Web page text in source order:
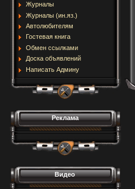
Журналы
Журналы (ин.яз.)
Автолюбителям
Гостевая книга
Обмен ссылками
Доска объявлений
Написать Админу
Реклама
Видео